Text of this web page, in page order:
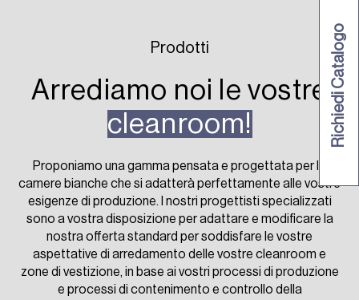
Richiedi Catalogo
Prodotti
Arrediamo noi le vostre
cleanroom!
Proponiamo una gamma pensata e progettata per le
camere bianche che si adatterà perfettamente alle vostre
esigenze di produzione. I nostri progettisti specializzati
sono a vostra disposizione per adattare e modificare la
nostra offerta standard per soddisfare le vostre
aspettative di arredamento delle vostre cleanroom e
zone di vestizione, in base ai vostri processi di produzione
e processi di contenimento e controllo della